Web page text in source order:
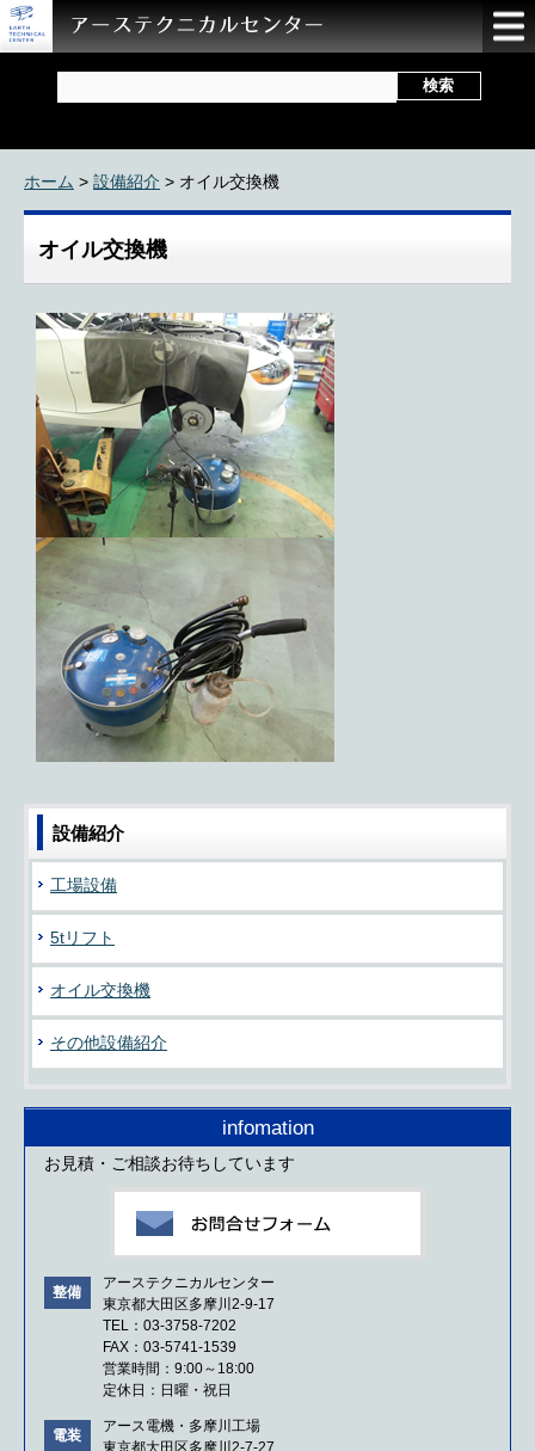
ホーム > 設備紹介 > オイル交換機
オイル交換機
設備紹介
工場設備
5tリフト
オイル交換機
その他設備紹介
infomation
お見積・ご相談お待ちしています
整備
アーステクニカルセンター
東京都大田区多摩川2-9-17
TEL：03-3758-7202
FAX：03-5741-1539
営業時間：9:00～18:00
定休日：日曜・祝日
電装
アース電機・多摩川工場
東京都大田区多摩川2-7-27